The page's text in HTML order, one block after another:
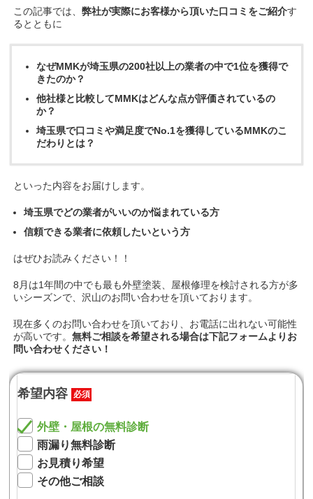
この記事では、弊社が実際にお客様から頂いた口コミをご紹介す
るとともに
なぜMMKが埼玉県の200社以上の業者の中で1位を獲得で
きたのか？
他社様と比較してMMKはどんな点が評価されているの
か？
埼玉県で口コミや満足度でNo.1を獲得しているMMKのこ
だわりとは？
といった内容をお届けします。
埼玉県でどの業者がいいのか悩まれている方
信頼できる業者に依頼したいという方
はぜひお読みください！！
8月は1年間の中でも最も外壁塗装、屋根修理を検討される方が多
いシーズンで、沢山のお問い合わせを頂いております。
現在多くのお問い合わせを頂いており、お電話に出れない可能性
が高いです。無料ご相談を希望される場合は下記フォームよりお
問い合わせください！
希望内容 必須
外壁・屋根の無料診断
雨漏り無料診断
お見積り希望
その他ご相談